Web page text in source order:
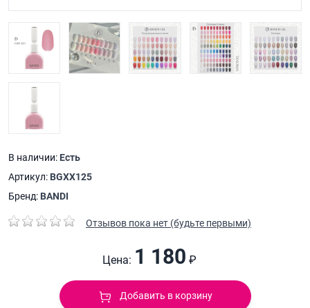
В наличии: Есть
Артикул: BGXX125
Бренд: BANDI
Отзывов пока нет (будьте первыми)
Цена: 1 180 ₽
Добавить в корзину